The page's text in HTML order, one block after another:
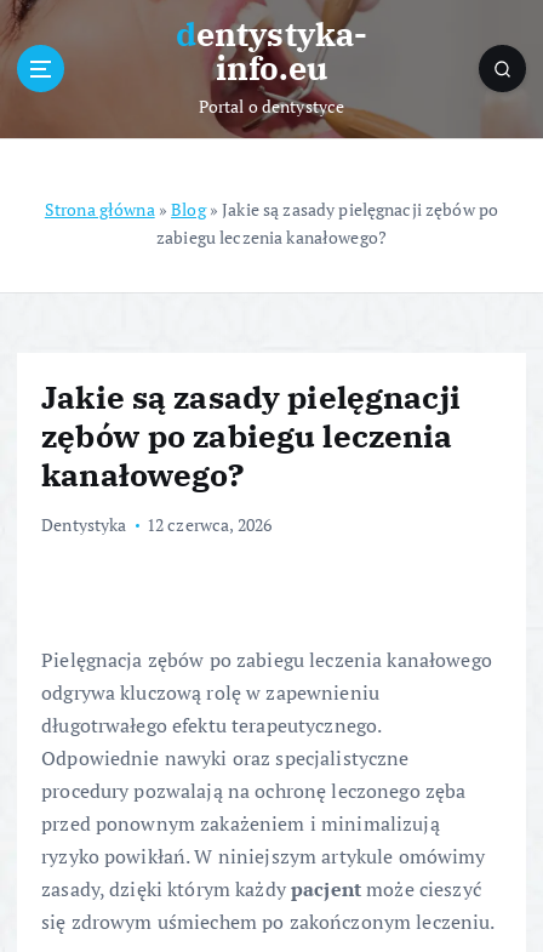
e
dentystyka-
info.eu
Portal o dentystyce
Strona główna»Blog»Jakie są zasady pielęgnacji zębów po
zabiegu leczenia kanałowego?
Jakie są zasady pielęgnacji
zębów po zabiegu leczenia
kanałowego?
Dentystyka 12 czerwca, 2026
Pielęgnacja zębów po zabiegu leczenia kanałowego
odgrywa kluczową rolę w zapewnieniu
długotrwałego efektu terapeutycznego.
Odpowiednie nawyki oraz specjalistyczne
procedury pozwalają na ochronę leczonego zęba
przed ponownym zakażeniem i minimalizują
ryzyko powikłań. W niniejszym artykule omówimy
zasady, dzięki którym każdypacjentmoże cieszyć
się zdrowym uśmiechem po zakończonym leczeniu.